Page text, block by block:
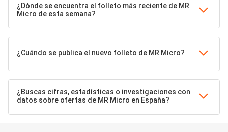
¿Dónde se encuentra el folleto más reciente de MR
Micro de esta semana?
¿Cuándo se publica el nuevo folleto de MR Micro?
¿Buscas cifras, estadísticas o investigaciones con
datos sobre ofertas de MR Micro en España?